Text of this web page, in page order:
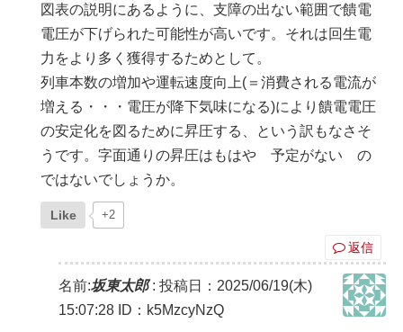
図表の説明にあるように、支障の出ない範囲で饋電
電圧が下げられた可能性が高いです。それは回生電
力をより多く獲得するためとして。
列車本数の増加や運転速度向上(＝消費される電流が
増える・・・電圧が降下気味になる)により饋電電圧
の安定化を図るために昇圧する、という訳もなさそ
うです。字面通りの昇圧はもはや 予定がない の
ではないでしょうか。
Like +2
返信
名前:坂東太郎: 投稿日：2025/06/19(木)
15:07:28 ID：k5MzcyNzQ